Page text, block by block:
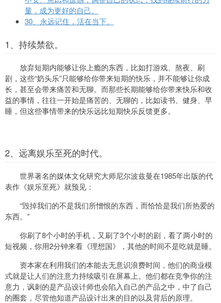
量，成为更好的自己。
30、永远记住，活在当下。
1、持续禁欲。
放弃短期内能够让你上瘾的东西，比如打游戏、熬夜、刷
剧，这些“奶头乐”只能够给你带来短期的快乐，并不能够让你成
长，甚至会带来痛苦和无聊。而那些长期能够给你带来快乐和收
益的事情，往往一开始是痛苦的、无聊的，比如读书、健身、早
睡，但这些事情带来的快乐远比短期快乐反馈更多。
2、远离娱乐至死的时代。
世界著名的媒体文化研究大师尼尔波兹曼在1985年出版的代
表作《娱乐至死》就预见：
“毁掉我们的不是我们所憎恨的东西，而恰恰是我们所热爱的
东西。”
你刷了8个小时的手机，又刷了3个小时的剧，看了两小时的
短视频，你用2分钟来看《理想国》，其他的时间不是吃就是睡。
资本家在利用我们的本能去无意识浪费时间，他们的商业模
式就是让人们的注意力持续吸引在屏幕上。他们都在竞争你的注
意力，讽刺的是产品设计师也会陷入自己的产品之中，中了自己
的圈套，尽管他知道产品设计出来的目的以及背后的原理。